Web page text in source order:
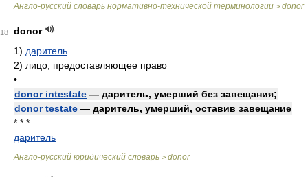
Англо-русский словарь нормативно-технической терминологии > donor
18
donor
1) даритель
2) лицо, предоставляющее право
•
donor intestate — даритель, умерший без завещания;
donor testate — даритель, умерший, оставив завещание
* * *
даритель
Англо-русский юридический словарь > donor